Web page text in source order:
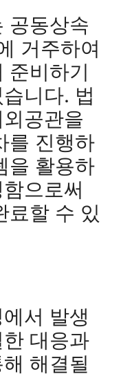
공동상속
거주하여
준비하기
니다. 법
공관을
를 진행하
을 활용하
으로써
료할 수 있
서 발생
대응과
해결될